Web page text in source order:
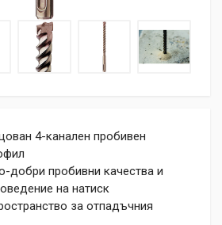
4-канален пробивен
добри пробивни качества и
на натиск
за отпадъчния